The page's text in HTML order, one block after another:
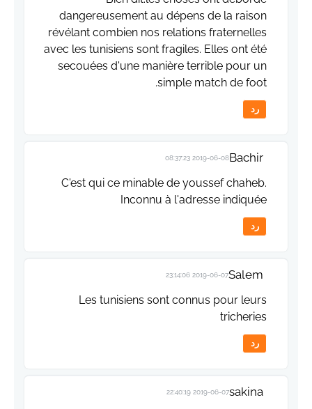
dangereusement au dépens de la raison
révélant combien nos relations fraternelles
avec les tunisiens sont fragiles. Elles ont été
secouées d'une manière terrible pour un
simple match de foot.
رد
Bachir
2019-06-08 08:37:23
C'est qui ce minable de youssef chaheb.
Inconnu à l'adresse indiquée
رد
Salem
2019-06-07 23:14:06
Les tunisiens sont connus pour leurs
tricheries
رد
sakina
2019-06-07 22:40:19